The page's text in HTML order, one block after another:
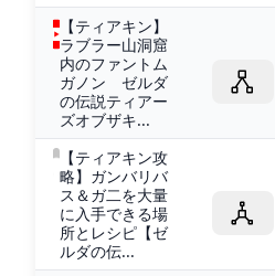
【ティアキン】
ラブラー山洞窟
内のファントム
ガノン ゼルダ
の伝説ティアー
ズオブザキ...
【ティアキン攻
略】ガンバリバ
ス＆ガ二を大量
に入手できる場
所とレシピ【ゼ
ルダの伝...